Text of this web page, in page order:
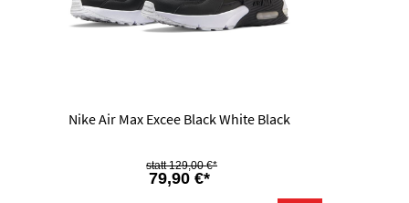
Nike Air Max Excee Black White Black
79,90 €*
129,00 €*